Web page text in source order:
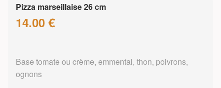
Pizza marseillaise 26 cm
14.00 €
Base tomate ou crème, emmental, thon, poivrons,
ognons